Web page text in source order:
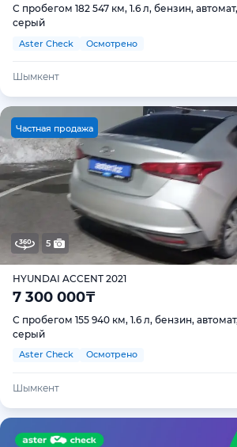
С пробегом 182 547 км, 1.6 л, бензин,
серый
Aster Check Осмотрено
Шымкент
Частная продажа
5
HYUNDAI ACCENT 2021
7 300 000₸
С пробегом 155 940 км, 1.6 л, бензин,
серый
Aster Check Осмотрено
Шымкент